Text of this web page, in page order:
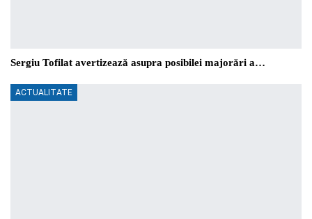
Sergiu Tofilat avertizează asupra posibilei majorări a…
ACTUALITATE